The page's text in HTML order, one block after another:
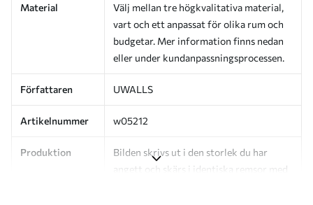
Material
Välj mellan tre högkvalitativa material,
vart och ett anpassat för olika rum och
budgetar. Mer information finns nedan
eller under kundanpassningsprocessen.
Författaren UWALLS
Artikelnummer w05212
Produktion
Bilden skrivs ut i den storlek du har
angett och skärs i identiska remsor med